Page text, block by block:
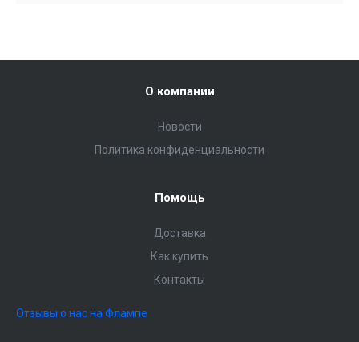
О компании
Новости
Политика конфиденциальности
Помощь
Доставка
Как купить
Контакты
Отзывы о нас на Флампе